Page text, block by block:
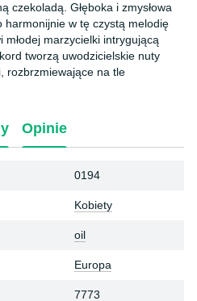
czekoladą. Głęboka i zmysłowa
harmonijnie w tę czystą melodię
marzycielki intrygującą
tworzą uwodzicielskie nuty
rozbrzmiewające na tle
Opinie
0194
Kobiety
oil
Europa
7773